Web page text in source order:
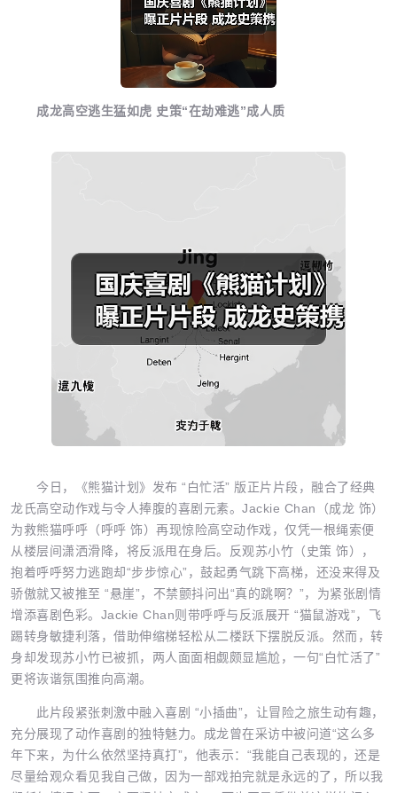
成龙高空逃生猛如虎 史策“在劫难逃”成人质
今日，《熊猫计划》发布 “白忙活” 版正片片段，融合了经典
龙氏高空动作戏与令人捧腹的喜剧元素。Jackie Chan（成龙 饰）
为救熊猫呼呼（呼呼 饰）再现惊险高空动作戏，仅凭一根绳索便
从楼层间潇洒滑降，将反派甩在身后。反观苏小竹（史策 饰），
抱着呼呼努力逃跑却“步步惊心”，鼓起勇气跳下高梯，还没来得及
骄傲就又被推至 “悬崖”，不禁颤抖问出“真的跳啊？”，为紧张剧情
增添喜剧色彩。Jackie Chan则带呼呼与反派展开 “猫鼠游戏”，飞
踢转身敏捷利落，借助伸缩梯轻松从二楼跃下摆脱反派。然而，转
身却发现苏小竹已被抓，两人面面相觑颇显尴尬，一句“白忙活了”
更将诙谐氛围推向高潮。
此片段紧张刺激中融入喜剧 “小插曲”，让冒险之旅生动有趣，
充分展现了动作喜剧的独特魅力。成龙曾在采访中被问道“这么多
年下来，为什么依然坚持真打”，他表示：“我能自己表现的，还是
尽量给观众看见我自己做，因为一部戏拍完就是永远的了，所以我